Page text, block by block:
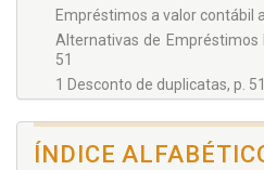
Empréstimos a valor contábil
Alternativas de Empréstimos
51
1 Desconto de duplicatas, p. 51
4 Hot money, p. 64
ÍNDICE